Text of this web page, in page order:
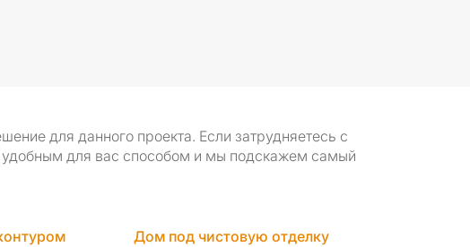
для данного проекта. Если затрудняетесь с
для вас способом и мы подскажем самый
Дом под чистовую отделку